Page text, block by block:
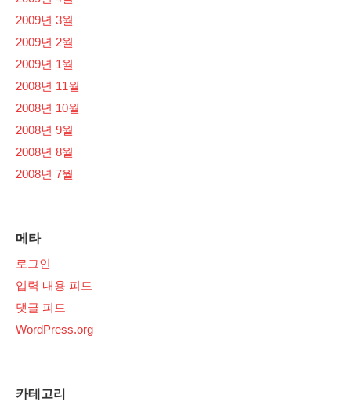
2009년 3월
2009년 2월
2009년 1월
2008년 11월
2008년 10월
2008년 9월
2008년 8월
2008년 7월
메타
로그인
입력 내용 피드
댓글 피드
WordPress.org
카테고리